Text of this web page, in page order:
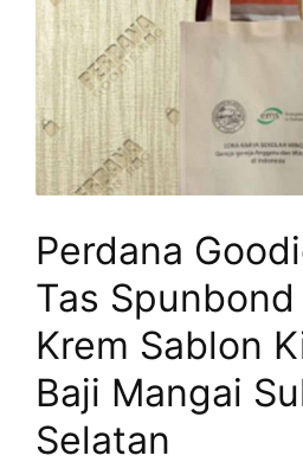
Perdana
Tas
Krem Sablon
Baji Mangai
Selatan